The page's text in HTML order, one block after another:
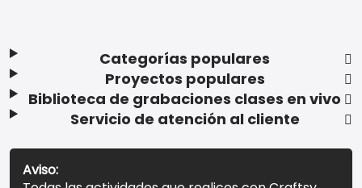
Categorías populares
Proyectos populares
Biblioteca de grabaciones clases en vivo
Servicio de atención al cliente
Aviso: